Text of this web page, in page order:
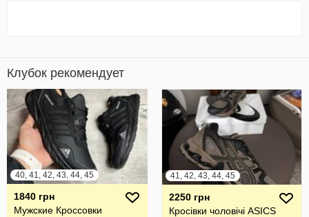
Клубок рекомендует
40, 41, 42, 43, 44, 45
1840 грн
Мужские Кроссовки
41, 42, 43, 44, 45
2250 грн
Кросівки чоловічі ASICS